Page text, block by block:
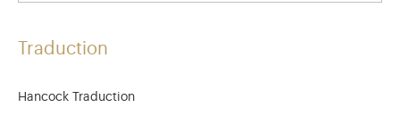
Traduction
Hancock Traduction